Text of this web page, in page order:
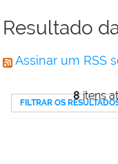
Resultado
Assinar um RSS
8itens
FILTRAR OS